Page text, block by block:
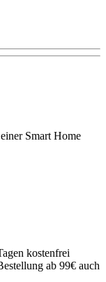
Smart Home
kostenfrei
ab 99€ auch